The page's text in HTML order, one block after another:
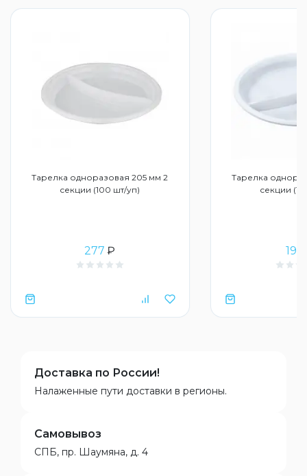
Тарелка одноразовая 205 мм 2
секции (100 шт/уп)
277 ₽
Тарелка
секции
197
Доставка по России!
Налаженные пути доставки в регионы.
Самовывоз
СПБ, пр. Шаумяна, д. 4